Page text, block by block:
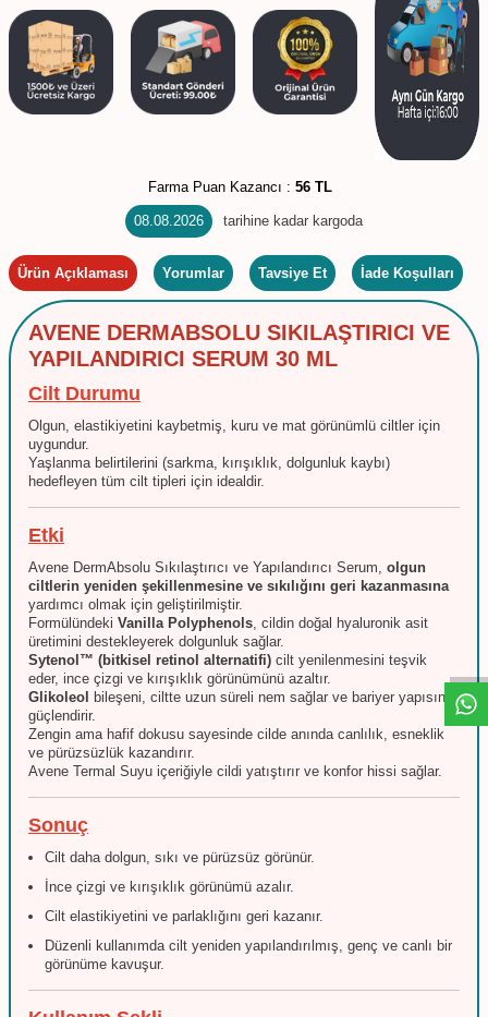
Farma Puan Kazancı : 56 TL
08.08.2026 tarihine kadar kargoda
Ürün Açıklaması Yorumlar Tavsiye Et İade Koşulları
AVENE DERMABSOLU SIKILAŞTIRICI VE
YAPILANDIRICI SERUM 30 ML
Cilt Durumu
Olgun, elastikiyetini kaybetmiş, kuru ve mat görünümlü ciltler için
uygundur.
Yaşlanma belirtilerini (sarkma, kırışıklık, dolgunluk kaybı)
hedefleyen tüm cilt tipleri için idealdir.
Etki
Avene DermAbsolu Sıkılaştırıcı ve Yapılandırıcı Serum, olgun
ciltlerin yeniden şekillenmesine ve sıkılığını geri kazanmasına
yardımcı olmak için geliştirilmiştir.
Formülündeki Vanilla Polyphenols , cildin doğal hyaluronik asit
üretimini destekleyerek dolgunluk sağlar.
Sytenol™ (bitkisel retinol alternatifi) cilt yenilenmesini teşvik
eder, ince çizgi ve kırışıklık görünümünü azaltır.
Glikoleol
bileşeni, ciltte uzun süreli nem sağlar ve bariyer yapısını
güçlendirir.
Zengin ama hafif dokusu sayesinde cilde anında canlılık, esneklik
ve pürüzsüzlük kazandırır.
Avene Termal Suyu içeriğiyle cildi yatıştırır ve konfor hissi sağlar.
Sonuç
Cilt daha dolgun, sıkı ve pürüzsüz görünür.
İnce çizgi ve kırışıklık görünümü azalır.
Cilt elastikiyetini ve parlaklığını geri kazanır.
Düzenli kullanımda cilt yeniden yapılandırılmış, genç ve canlı bir
görünüme kavuşur.